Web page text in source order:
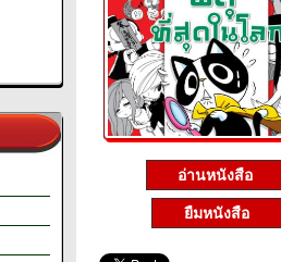
อ่านหนังสือ
ยืมหนังสือ